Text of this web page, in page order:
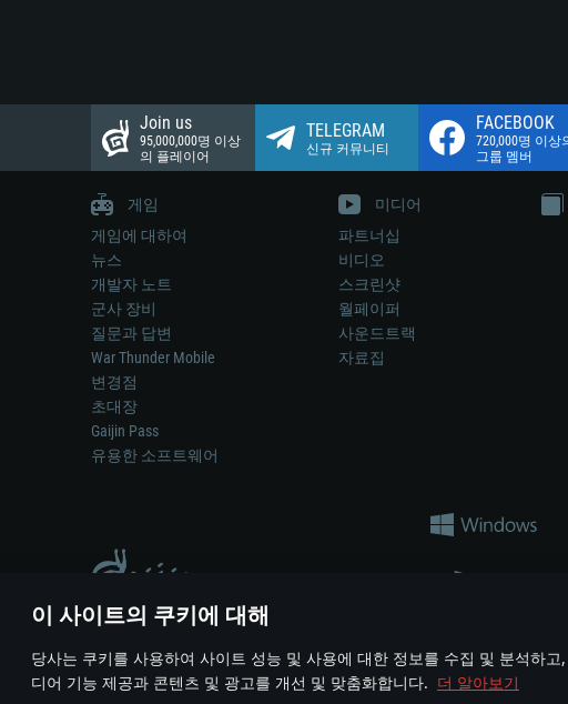
이 사이트의 쿠키에 대해
당사는 쿠키를 사용하여 사이트 성능 및 사용에 대한 정보를 수집 및 분석하고
디어 기능 제공과 콘텐츠 및 광고를 개선 및 맞춤화합니다. 더 알아보기
Join us
95,000,000명 이상
의 플레이어
TELEGRAM
신규 커뮤니티
FACEBOOK
720,000명 이상
그룹 멤버
게임
게임에 대하여
뉴스
개발자 노트
군사 장비
질문과 답변
War Thunder Mobile
변경점
초대장
Gaijin Pass
유용한 소프트웨어
미디어
파트너십
비디오
스크린샷
월페이퍼
사운드트랙
자료집
게임 에서 어떠한 현실의 무기나 차량을 묘사하는 것은 무기 개발 업
© 2011—2026 Gaijin Games Kft. All trademarks, logos and brand names are
이용 약관 이용 약관